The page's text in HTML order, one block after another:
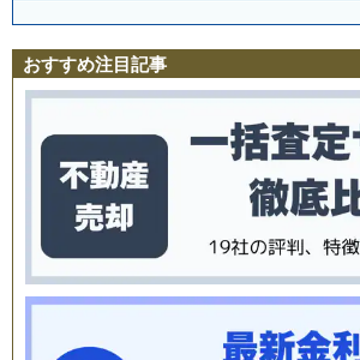
おすすめ注目記事